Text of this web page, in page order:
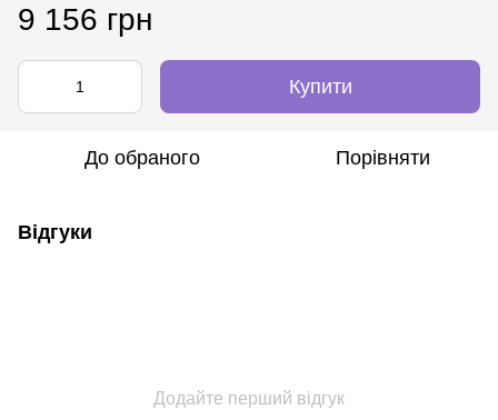
9 156 грн
Купити
До обраного Порівняти
Відгуки
Додайте перший відгук